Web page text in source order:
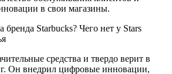
в свои магазины.
средства и твердо верит в
Он внедрил цифровые инновации,